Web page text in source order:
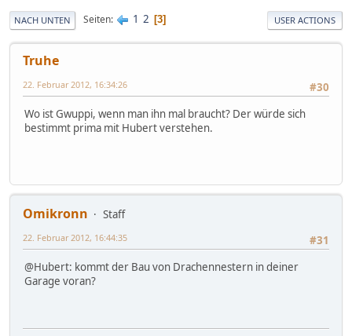
NACH UNTEN Seiten 1 2 3 USER ACTIONS
Truhe
#30
22. Februar 2012, 16:34:26
Wo ist Gwuppi, wenn man ihn mal braucht? Der würde sich
bestimmt prima mit Hubert verstehen.
Omikronn
Staff
#31
22. Februar 2012, 16:44:35
@Hubert: kommt der Bau von Drachennestern in deiner
Garage voran?